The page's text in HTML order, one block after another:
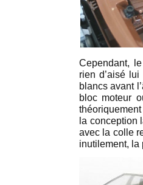
Cependant,
rien d’aisé
blancs avant
bloc moteur
la conception
avec la colle
inutilement, la